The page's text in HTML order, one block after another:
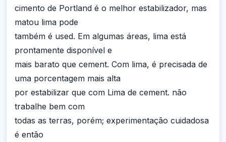
cimento de Portland é o melhor estabilizador, mas
matou lima pode
também é used. Em algumas áreas, lima está
prontamente disponível e
mais barato que cement. Com lima, é precisada de
uma porcentagem mais alta
por estabilizar que com Lima de cement. não
trabalhe bem com
todas as terras, porém; experimentação cuidadosa
é então